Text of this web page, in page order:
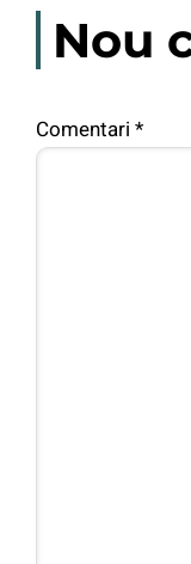
Nou
Comentari *